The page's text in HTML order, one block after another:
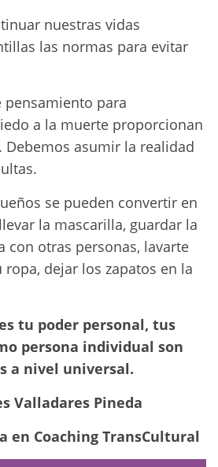
nuestras vidas
las normas para evitar
para
a la muerte proporcionan
asumir la realidad
se pueden convertir en
la mascarilla, guardar la
con otras personas, lavarte
ropa, dejar los zapatos en la
tu poder personal, tus
persona individual son
a nivel universal.
Valladares Pineda
en Coaching TransCultural